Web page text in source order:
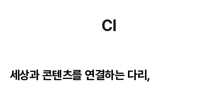
CI
세상과 콘텐츠를 연결하는 다리,